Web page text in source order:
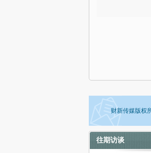
财新传媒版权
如需刊登转载
往期访谈